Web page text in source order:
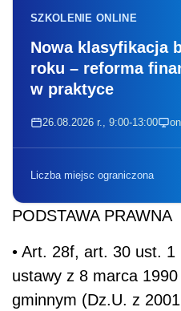
SZKOLENIE ONLINE
Nowa klasyfikacja
roku – reforma
w praktyce
26.08.2026 r., 9:00-13:00
Liczba miejsc ograniczona
PODSTAWA PRAWNA
• Art. 28f, art. 30 ust.
ustawy z 8 marca
gminnym (Dz.U. z